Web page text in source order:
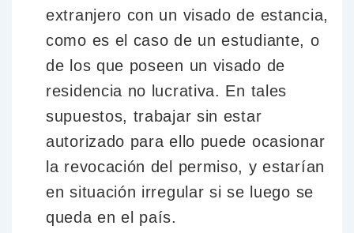
extranjero con un visado de estancia,
como es el caso de un estudiante, o
de los que poseen un visado de
residencia no lucrativa. En tales
supuestos, trabajar sin estar
autorizado para ello puede ocasionar
la revocación del permiso, y estarían
en situación irregular si se luego se
queda en el país.